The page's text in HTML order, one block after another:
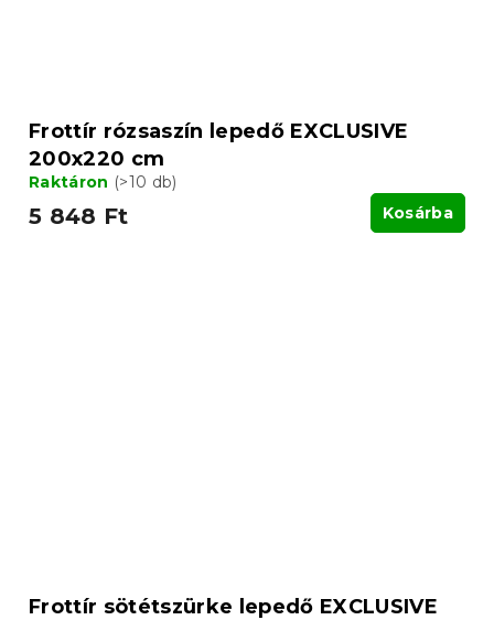
Frottír rózsaszín lepedő EXCLUSIVE
200x220 cm
Raktáron (>10 db)
5 848 Ft Kosárba
Frottír sötétszürke lepedő EXCLUSIVE